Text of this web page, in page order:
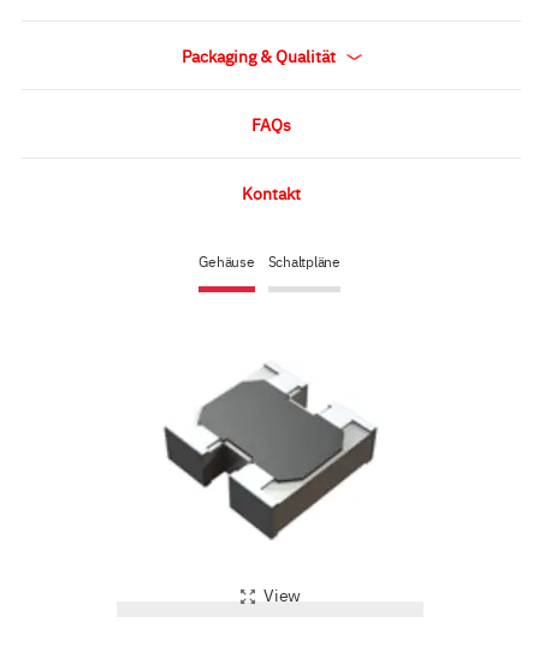
Gehäuse Schaltpläne
View
Packaging & Qualität
FAQs
Kontakt